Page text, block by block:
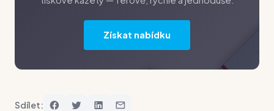
Získat nabídku
Sdílet: